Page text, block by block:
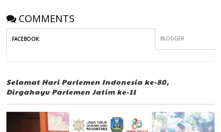
COMMENTS
FACEBOOK: BLOGGER
Selamat Hari Parlemen Indonesia ke-80,
Dirgahayu Parlemen Jatim ke-11